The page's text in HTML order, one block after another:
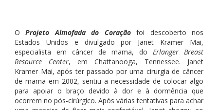
OProjeto Almofada do Coraçãofoi descoberto nos
Estados Unidos e divulgado por Janet Kramer Mai,
especialista em câncer de mama, do Erlanger Breast
Resource Center, em Chattanooga, Tennessee. Janet
Kramer Mai, após ter passado por uma cirurgia de câncer
de mama em 2002, sentiu a necessidade de colocar algo
para apoiar o braço devido à dor e à dormência que
ocorrem no pós-cirúrgico. Após várias tentativas para achar